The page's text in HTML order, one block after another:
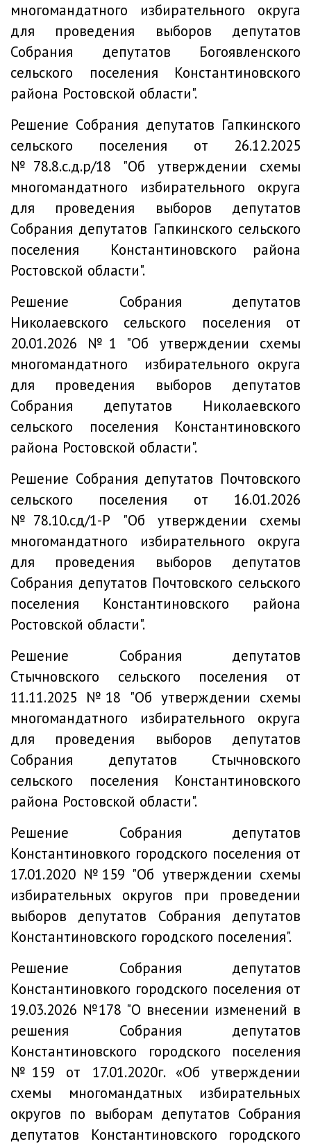
многомандатного избирательного округа
для проведения выборов депутатов
Собрания депутатов Богоявленского
сельского поселения Константиновского
района Ростовской области".
Решение Собрания депутатов Гапкинского
сельского поселения от 26.12.2025
№78.8.с.д.р/18 "Об утверждении схемы
многомандатного избирательного округа
для проведения выборов депутатов
Собрания депутатов Гапкинского сельского
поселения Константиновского района
Ростовской области".
Решение Собрания депутатов
Николаевского сельского поселения от
20.01.2026 №1 "Об утверждении схемы
многомандатного избирательного округа
для проведения выборов депутатов
Собрания депутатов Николаевского
сельского поселения Константиновского
района Ростовской области".
Решение Собрания депутатов Почтовского
сельского поселения от 16.01.2026
№78.10.сд/1-Р "Об утверждении схемы
многомандатного избирательного округа
для проведения выборов депутатов
Собрания депутатов Почтовского сельского
поселения Константиновского района
Ростовской области".
Решение Собрания депутатов
Стычновского сельского поселения от
11.11.2025 №18 "Об утверждении схемы
многомандатного избирательного округа
для проведения выборов депутатов
Собрания депутатов Стычновского
сельского поселения Константиновского
района Ростовской области".
Решение Собрания депутатов
Константиновкого городского поселения от
17.01.2020 №159 "Об утверждении схемы
избирательных округов при проведении
выборов депутатов Собрания депутатов
Константиновского городского поселения".
Решение Собрания депутатов
Константиновкого городского поселения от
19.03.2026 №178 "О внесении изменений в
решения Собрания депутатов
Константиновского городского поселения
№159 от 17.01.2020г. «Об утверждении
схемы многомандатных избирательных
округов по выборам депутатов Собрания
депутатов Константиновского городского